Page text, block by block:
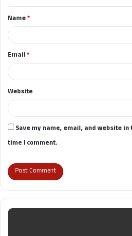
t
*Name*
Email*
Website
Save my name, email, and website
time I comment.